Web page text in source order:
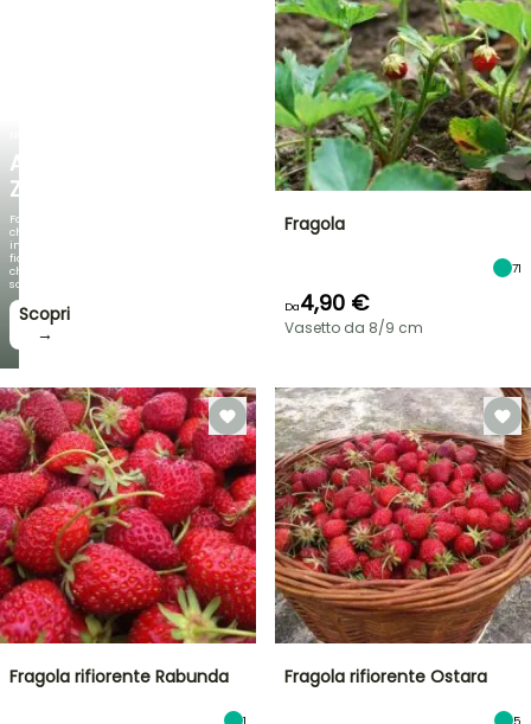
AGAPANTHUS
ZAMBEZI
Fogliami
che
incantano,
fioriture
che
sorprendono!
Scopri
→
Fragola
71
Da4,90 €
Vasetto da 8/9 cm
Fragola rifiorente Rabunda
1
Fragola rifiorente Ostara
5